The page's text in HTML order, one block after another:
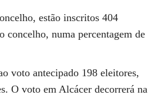
estão inscritos 404
concelho, numa percentagem de
voto antecipado 198 eleitores,
O voto em Alcácer decorrerá na